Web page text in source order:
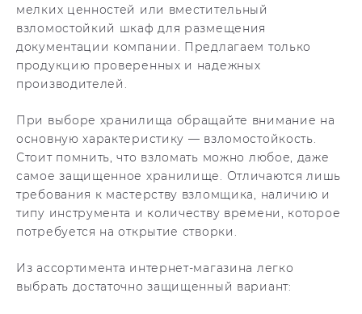
мелких ценностей или вместительный
взломостойкий шкаф для размещения
документации компании. Предлагаем только
продукцию проверенных и надежных
производителей.
При выборе хранилища обращайте внимание на
основную характеристику — взломостойкость.
Стоит помнить, что взломать можно любое, даже
самое защищенное хранилище. Отличаются лишь
требования к мастерству взломщика, наличию и
типу инструмента и количеству времени, которое
потребуется на открытие створки.
Из ассортимента интернет-магазина легко
выбрать достаточно защищенный вариант: